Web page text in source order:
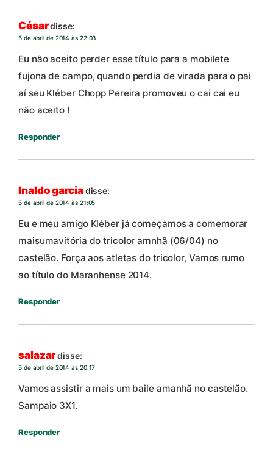
Césardisse:
5 de abril de 2014 às 22:03
Eu não aceito perder esse título para a mobilete
fujona de campo, quando perdia de virada para o pai
aí seu Kléber Chopp Pereira promoveu o cai cai eu
não aceito !
Responder
Inaldo garciadisse:
5 de abril de 2014 às 21:05
Eu e meu amigo Kléber já começamos a comemorar
maisumavitória do tricolor amnhã (06/04) no
castelão. Força aos atletas do tricolor, Vamos rumo
ao título do Maranhense 2014.
Responder
salazardisse:
5 de abril de 2014 às 20:17
Vamos assistir a mais um baile amanhã no castelão.
Sampaio 3X1.
Responder